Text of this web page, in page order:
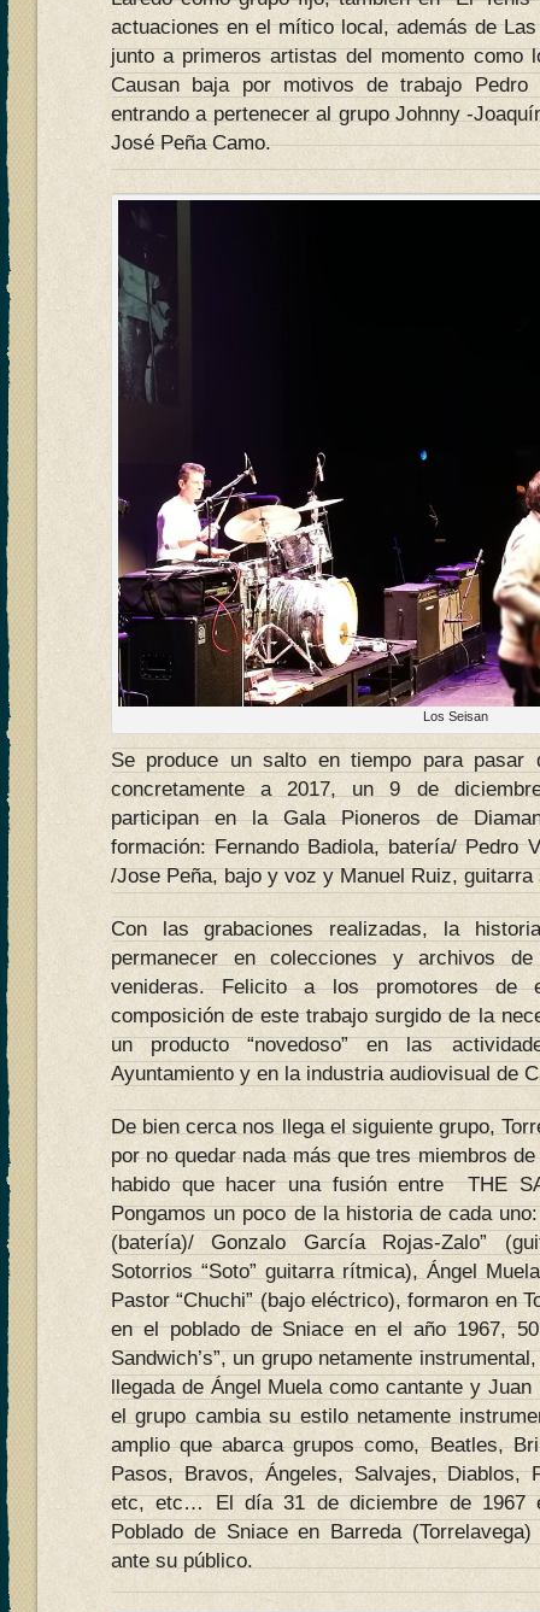
actuaciones en el mítico local, además de
junto a primeros artistas del momento como
Causan baja por motivos de trabajo
entrando a pertenecer al grupo Johnny -
José Peña Camo.
Los Seisan
Se produce un salto en tiempo para
concretamente a 2017, un 9 de
participan en la Gala Pioneros de
formación: Fernando Badiola, batería/ Pedro
/Jose Peña, bajo y voz y Manuel Ruiz, guitarra
Con las grabaciones realizadas, la
permanecer en colecciones y archivos
venideras. Felicito a los promotores
composición de este trabajo surgido de la
un producto “novedoso” en las
Ayuntamiento y en la industria audiovisual de
De bien cerca nos llega el siguiente grupo,
por no quedar nada más que tres miembros
habido que hacer una fusión entre THE
Pongamos un poco de la historia de cada
(batería)/ Gonzalo García Rojas-Zalo”
Sotorrios “Soto” guitarra rítmica), Ángel
Pastor “Chuchi” (bajo eléctrico), formaron en
en el poblado de Sniace en el año 1967,
Sandwich’s”, un grupo netamente
llegada de Ángel Muela como cantante y
el grupo cambia su estilo netamente
amplio que abarca grupos como, Beatles,
Pasos, Bravos, Ángeles, Salvajes, Diablos,
etc, etc… El día 31 de diciembre de 1967
Poblado de Sniace en Barreda
ante su público.